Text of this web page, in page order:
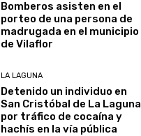
Bomberos asisten en el
porteo de una persona de
madrugada en el municipio
de Vilaflor
LA LAGUNA
Detenido un individuo en
San Cristóbal de La Laguna
por tráfico de cocaína y
hachís en la vía pública